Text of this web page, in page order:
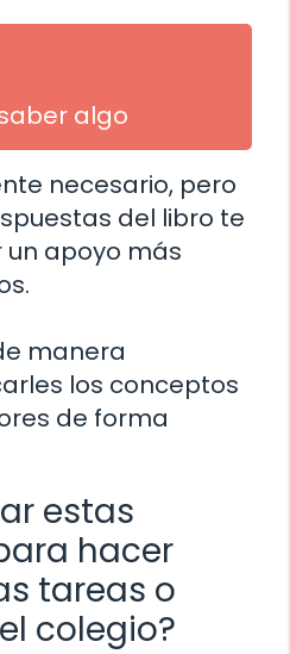
algo
necesario, pero
del libro te
apoyo más
manera
los conceptos
de forma
estas
hacer
tareas o
colegio?